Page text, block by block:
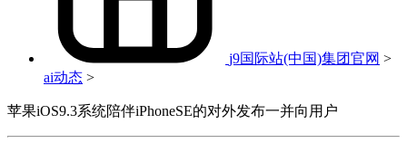
j9国际站(中国)集团官网 >
ai动态 >
苹果iOS9.3系统陪伴iPhoneSE的对外发布一并向用户